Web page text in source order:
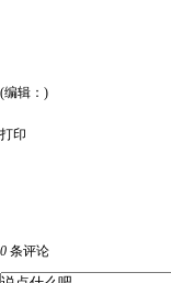
(编辑：)
打印
0 条评论